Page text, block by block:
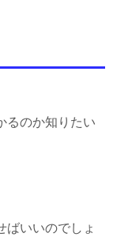
るのか知りたい
ばいいのでしょ